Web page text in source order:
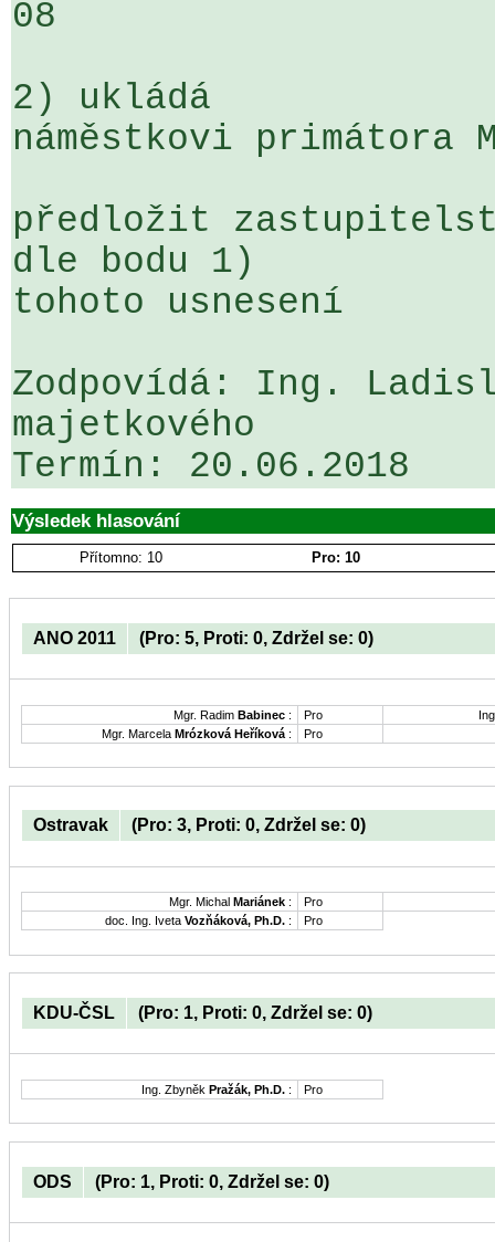
08
2) ukládá
náměstkovi primátora
předložit
dle bodu 1)
tohoto usnesení
Zodpovídá: Ing.
majetkového
Výsledek hlasování
Přítomno: 10 Pro: 10
ANO 2011 (Pro: 5, Proti: 0, Zdržel se: 0)
Mgr. Radim Babinec : Pro
Mgr. Marcela Mrózková Heříková : Pro
Ostravak (Pro: 3, Proti: 0, Zdržel se: 0)
Mgr. Michal Mariánek :
Pro
doc. Ing. Iveta Vozňáková, Ph.D. : Pro
KDU-ČSL (Pro: 1, Proti: 0, Zdržel se: 0)
Ing. Zbyněk Pražák, Ph.D. : Pro
ODS (Pro: 1, Proti: 0, Zdržel se: 0)